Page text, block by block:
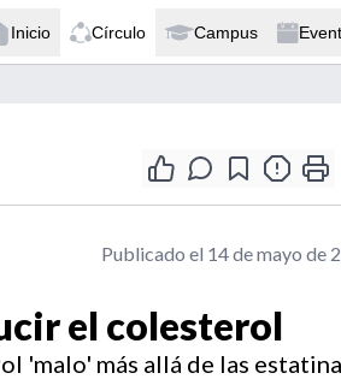
Inicio Círculo Campus
Publicado el 14 de mayo de
el colesterol
'malo' más allá de las